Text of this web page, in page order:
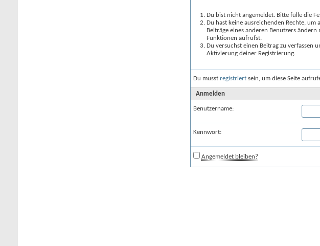
Du bist nicht angemeldet. Bitte fülle die
Du hast keine ausreichenden Rechte, um
Beiträge eines anderen Benutzers
Funktionen aufrufst.
Du versuchst einen Beitrag zu verfassen
Aktivierung deiner Registrierung.
Du musst registriert sein, um diese Seite
Anmelden
Benutzername:
Kennwort:
Angemeldet bleiben?